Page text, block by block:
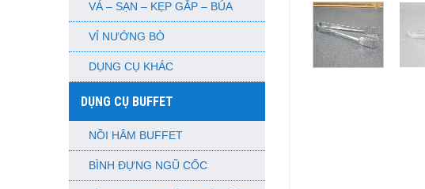
VÁ – SẠN – KẸP GẮP – BÚA
VỈ NƯỚNG BÒ
DỤNG CỤ KHÁC
DỤNG CỤ BUFFET
NỒI HÂM BUFFET
BÌNH ĐỰNG NGŨ CỐC